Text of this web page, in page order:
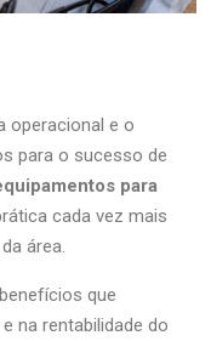
operacional e o
para o sucesso de
para
cada vez mais
área.
que
na rentabilidade do